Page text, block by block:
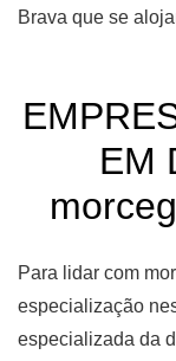
Brava que se
EM
Para lidar com
especialização
especializada da